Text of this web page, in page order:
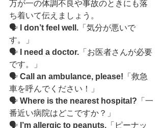
万が一の体調不良や事故のときにも落
ち着いて伝えましょう。
🗣️
I don’t feel well. 「気分が悪いで
す。」
🗣️
I need a doctor. 「お医者さんが必要
です。」
🗣️ Call an ambulance, please! 「救急
車を呼んでください！」
🗣️ Where is the nearest hospital? 「一
番近い病院はどこですか？」
🗣️ I’m allergic to peanuts. 「ピーナッ